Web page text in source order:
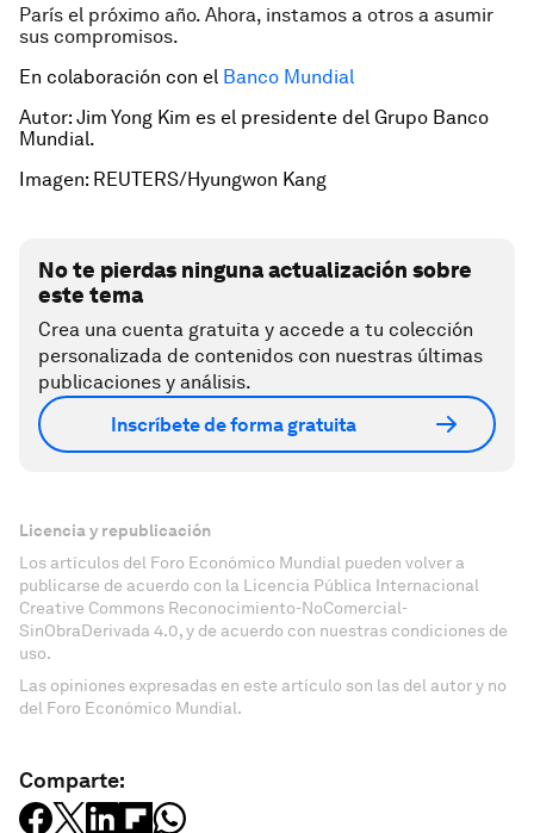
París el próximo año. Ahora, instamos a otros a asumir
sus compromisos.
En colaboración con el Banco Mundial
Autor: Jim Yong Kim es el presidente del Grupo Banco
Mundial.
Imagen: REUTERS/Hyungwon Kang
No te pierdas ninguna actualización sobre
este tema
Crea una cuenta gratuita y accede a tu colección
personalizada de contenidos con nuestras últimas
publicaciones y análisis.
Inscríbete de forma gratuita
Licencia y republicación
Los artículos del Foro Económico Mundial pueden volver a
publicarse de acuerdo con la Licencia Pública Internacional
Creative Commons Reconocimiento-NoComercial-
SinObraDerivada 4.0, y de acuerdo con nuestras condiciones de
uso.
Las opiniones expresadas en este artículo son las del autor y no
del Foro Económico Mundial.
Comparte: